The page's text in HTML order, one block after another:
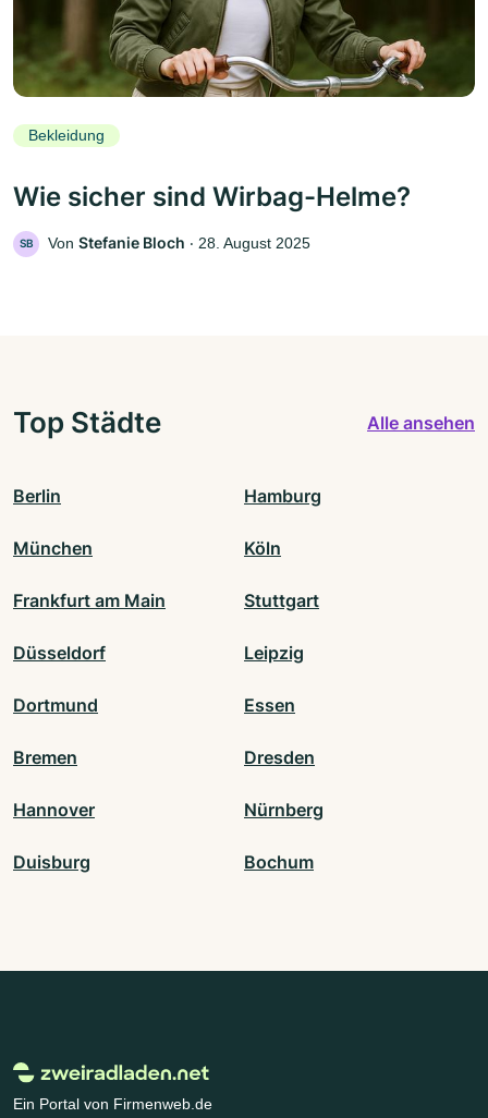
Bekleidung
Wie sicher sind Wirbag-Helme?
SB Von Stefanie Bloch ‧ 28. August 2025
Top Städte Alle ansehen
Berlin Hamburg
München Köln
Frankfurt am Main Stuttgart
Düsseldorf Leipzig
Dortmund Essen
Bremen Dresden
Hannover Nürnberg
Duisburg Bochum
Ein Portal von Firmenweb.de